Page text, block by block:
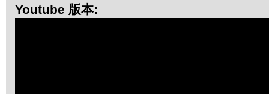
Youtube 版本: